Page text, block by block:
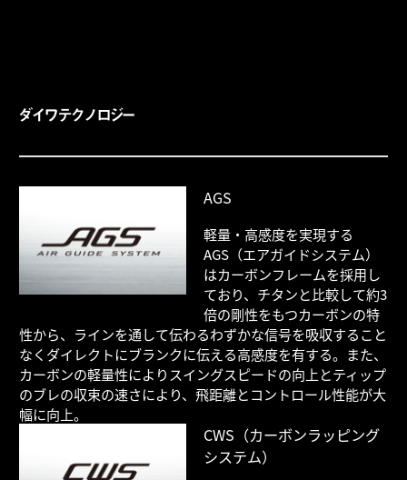
ダイワテクノロジー
AGS
軽量・高感度を実現する
AGS（エアガイドシステム）
はカーボンフレームを採用し
ており、チタンと比較して約3
倍の剛性をもつカーボンの特
性から、ラインを通して伝わるわずかな信号を吸収すること
なくダイレクトにブランクに伝える高感度を有する。また、
カーボンの軽量性によりスイングスピードの向上とティップ
のブレの収束の速さにより、飛距離とコントロール性能が大
幅に向上。
CWS（カーボンラッピング
システム）